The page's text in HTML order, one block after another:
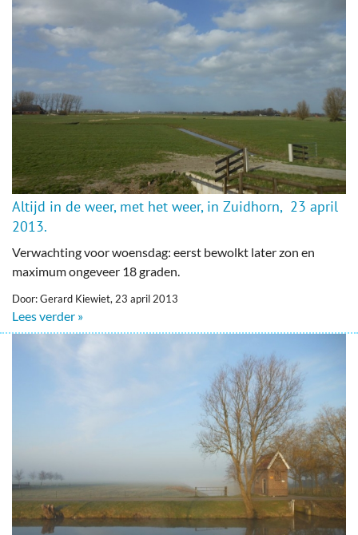
Altijd in de weer, met het weer, in Zuidhorn, 23 april
2013.
Verwachting voor woensdag: eerst bewolkt later zon en
maximum ongeveer 18 graden.
Door: Gerard Kiewiet, 23 april 2013
Lees verder »